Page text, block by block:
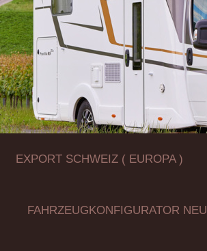
EXPORT SCHWEIZ ( EUROPA )
FAHRZEUGKONFIGURATOR NEU